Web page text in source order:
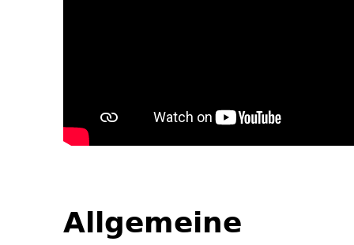
Allgemeine